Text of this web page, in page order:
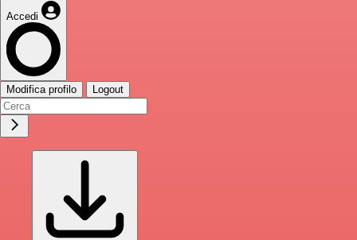
Accedi
Modifica profilo Logout